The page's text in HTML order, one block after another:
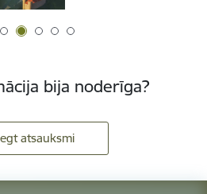
bija noderīga?
atsauksmi